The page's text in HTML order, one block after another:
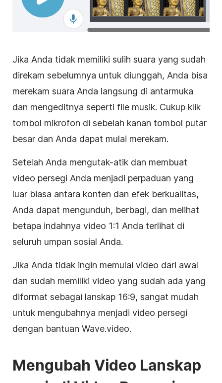
Jika Anda tidak memiliki sulih suara yang sudah
direkam sebelumnya untuk diunggah, Anda bisa
merekam suara Anda langsung di antarmuka
dan mengeditnya seperti file musik. Cukup klik
tombol mikrofon di sebelah kanan tombol putar
besar dan Anda dapat mulai merekam.
Setelah Anda mengutak-atik dan membuat
video persegi Anda menjadi perpaduan yang
luar biasa antara konten dan efek berkualitas,
Anda dapat mengunduh, berbagi, dan melihat
betapa indahnya video 1:1 Anda terlihat di
seluruh umpan sosial Anda.
Jika Anda tidak ingin memulai video dari awal
dan sudah memiliki video yang sudah ada yang
diformat sebagai lanskap 16:9, sangat mudah
untuk mengubahnya menjadi video persegi
dengan bantuan Wave.video.
Mengubah Video Lanskap